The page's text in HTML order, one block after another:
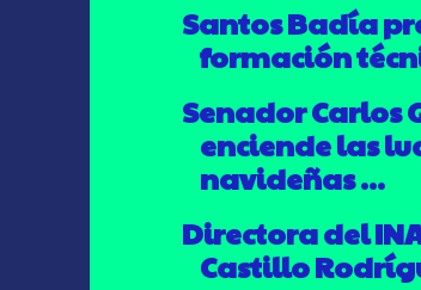
Santos Badía
formación
Senador Carlos
enciende las
navideñas ...
Directora del
Castillo